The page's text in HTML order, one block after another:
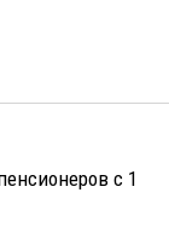
с 1